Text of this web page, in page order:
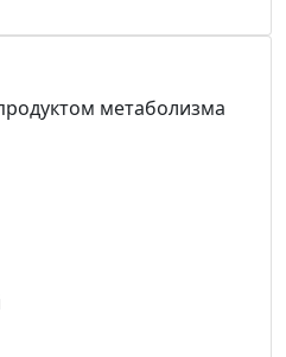
метаболизма